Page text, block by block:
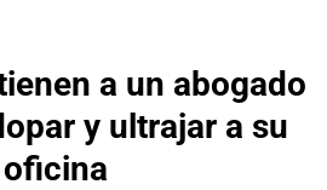
a un abogado
y ultrajar a su